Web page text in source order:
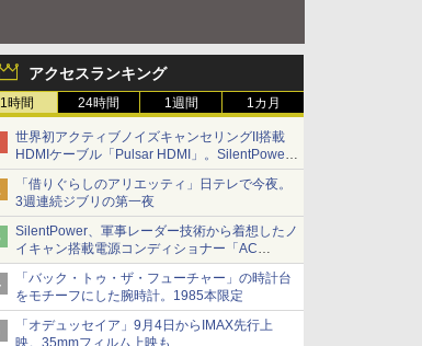
アクセスランキング
1時間 24時間 1週間 1カ月
世界初アクティブノイズキャンセリングII搭載
HDMIケーブル「Pulsar HDMI」。SilentPower
から
「借りぐらしのアリエッティ」日テレで今夜。
3週連続ジブリの第一夜
SilentPower、軍事レーダー技術から着想したノ
イキャン搭載電源コンディショナー「AC
iPurifier2」
「バック・トゥ・ザ・フューチャー」の時計台
をモチーフにした腕時計。1985本限定
「オデュッセイア」9月4日からIMAX先行上
映。35mmフィルム上映も